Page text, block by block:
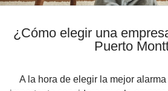
¿Cómo elegir una
Puerto
A la hora de elegir la mejor